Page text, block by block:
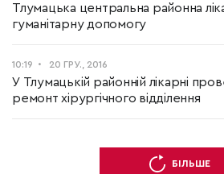
Тлумацька центральна районна
гуманітарну допомогу
10:19 20 ГРУ., 2016
У Тлумацькій районній лікарні
ремонт хірургічного відділення
БІЛЬШЕ